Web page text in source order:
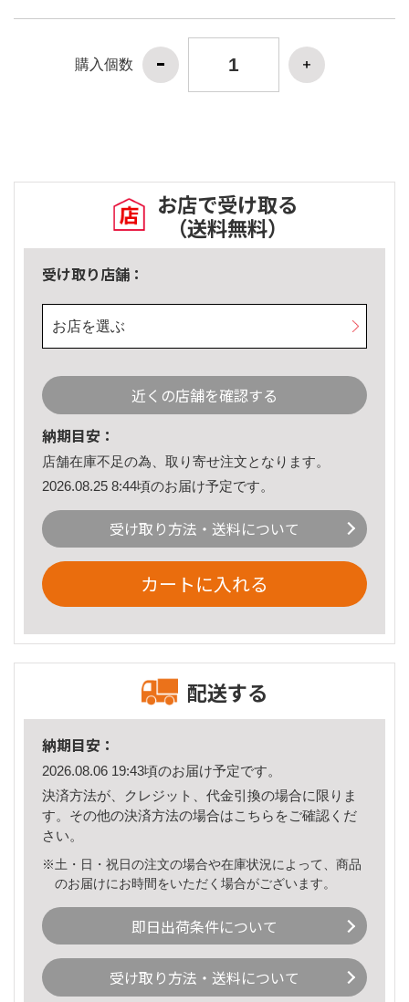
購入個数
お店で受け取る
（送料無料）
受け取り店舗：
お店を選ぶ
近くの店舗を確認する
納期目安：
店舗在庫不足の為、取り寄せ注文となります。
2026.08.25 8:44頃のお届け予定です。
受け取り方法・送料について
カートに入れる
配送する
納期目安：
2026.08.06 19:43頃のお届け予定です。
決済方法が、クレジット、代金引換の場合に限りま
す。その他の決済方法の場合はこちら をご確認くだ
さい。
※土・日・祝日の注文の場合や在庫状況によって、商品
のお届けにお時間をいただく場合がございます。
即日出荷条件について
受け取り方法・送料について